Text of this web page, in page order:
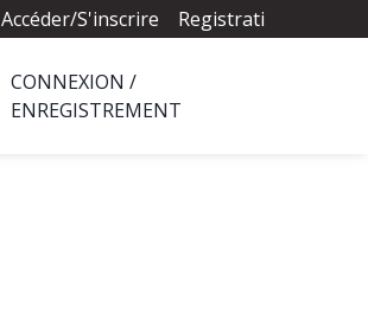
Accéder/S'inscrire Registrati
CONNEXION /
ENREGISTREMENT